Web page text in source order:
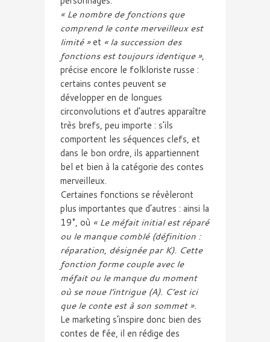
« Le nombre de fonctions que
comprend le conte merveilleux est
limité »et « la succession des
fonctions est toujours identique »,
précise encore le folkloriste russe :
certains contes peuvent se
développer en de longues
circonvolutions et d’autres apparaître
très brefs, peu importe : s’ils
comportent les séquences clefs, et
dans le bon ordre, ils appartiennent
bel et bien à la catégorie des contes
merveilleux.
Certaines fonctions se révèleront
plus importantes que d’autres : ainsi la
19°, où « Le méfait initial est réparé
ou le manque comblé (définition :
réparation, désignée par K). Cette
fonction forme couple avec le
méfait ou le manque du moment
où se noue l’intrigue (A). C’est ici
que le conte est à son sommet ».
Le marketing s’inspire donc bien des
contes de fée, il en rédige des